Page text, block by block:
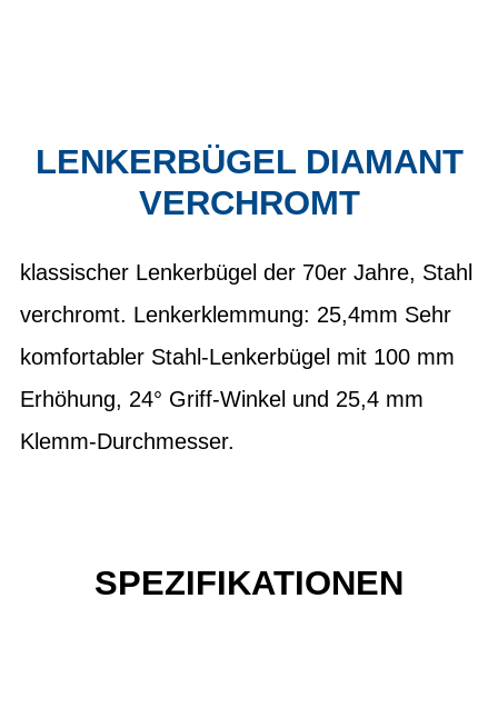
LENKERBÜGEL DIAMANT
VERCHROMT
klassischer Lenkerbügel der 70er Jahre, Stahl
verchromt. Lenkerklemmung: 25,4mm Sehr
komfortabler Stahl-Lenkerbügel mit 100 mm
Erhöhung, 24° Griff-Winkel und 25,4 mm
Klemm-Durchmesser.
SPEZIFIKATIONEN